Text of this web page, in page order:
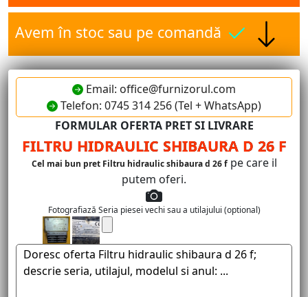
Avem în stoc sau pe comandă
Email: office@furnizorul.com
Telefon: 0745 314 256 (Tel + WhatsApp)
FORMULAR OFERTA PRET SI LIVRARE
FILTRU HIDRAULIC SHIBAURA D 26 F
Cel mai bun pret Filtru hidraulic shibaura d 26 fpe care il
putem oferi.
Fotografiază Seria piesei vechi sau a utilajului (optional)